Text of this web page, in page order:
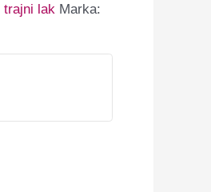
trajni lak Marka: